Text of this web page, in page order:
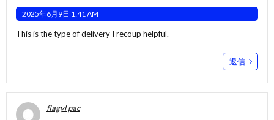
2025年6月9日 1:41 AM
This is the type of delivery I recoup helpful.
返信
flagyl pac